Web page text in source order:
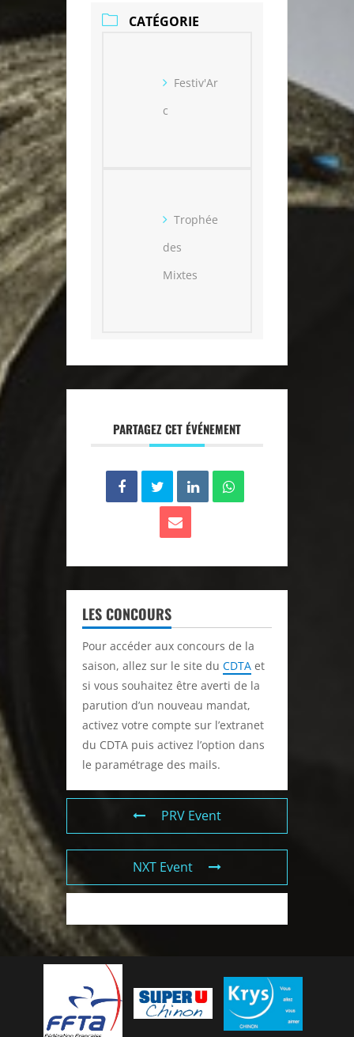
CATÉGORIE
Festiv'Ar
c
Trophée
des
Mixtes
PARTAGEZ CET ÉVÉNEMENT
LES CONCOURS
Pour accéder aux concours de la
saison, allez sur le site du CDTA et
si vous souhaitez être averti de la
parution d’un nouveau mandat,
activez votre compte sur l’extranet
du CDTA puis activez l’option dans
le paramétrage des mails.
PRV Event
NXT Event